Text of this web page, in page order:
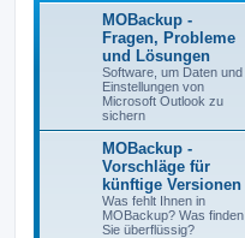
MOBackup -
Fragen, Probleme
und Lösungen
Software, um Daten und
Einstellungen von
Microsoft Outlook zu
sichern
MOBackup -
Vorschläge für
künftige Versionen
Was fehlt Ihnen in
MOBackup? Was finden
Sie überflüssig?